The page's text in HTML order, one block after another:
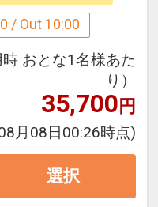
レンドリーなが
がけ、
島で思い出深く
お約束いたしま
ンです。
ＡＮ完備！ 無
/ Out 10:00
時 おとな1名様あた
り）
35,700円
月08日00:26時点)
選択